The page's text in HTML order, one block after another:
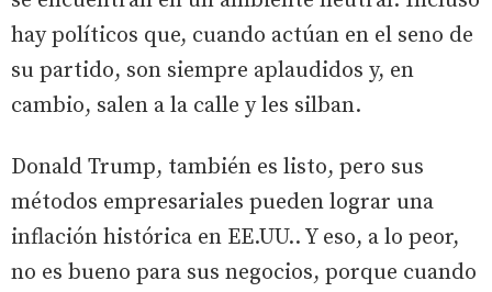
hay políticos que, cuando actúan en el seno de
su partido, son siempre aplaudidos y, en
cambio, salen a la calle y les silban.
Donald Trump, también es listo, pero sus
métodos empresariales pueden lograr una
inflación histórica en EE.UU.. Y eso, a lo peor,
no es bueno para sus negocios, porque cuando